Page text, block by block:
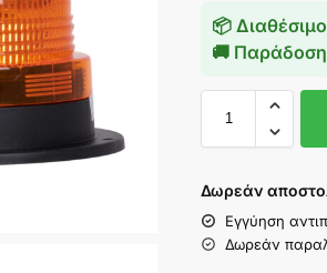
📦
🚚
Δωρεάν
Εγγύηση
Δωρεάν